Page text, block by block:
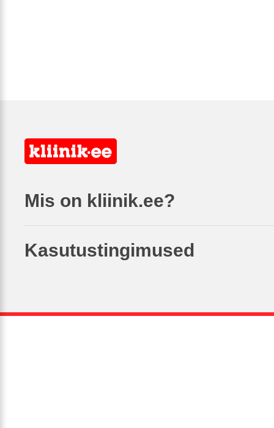
Mis on kliinik.ee?
Kasutustingimused